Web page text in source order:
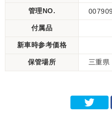
管理NO.
付属品
新車時参考価格
保管場所 三重県